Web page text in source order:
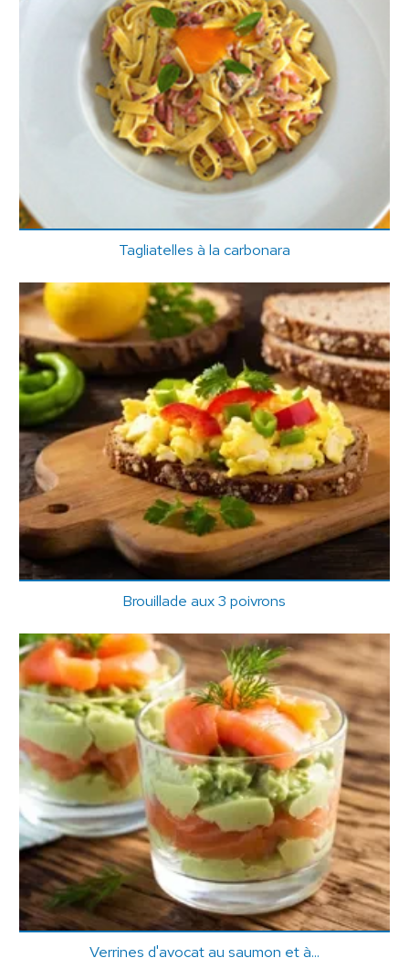
Tagliatelles à la carbonara
Brouillade aux 3 poivrons
Verrines d'avocat au saumon et à...